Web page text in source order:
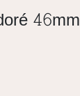
46mm